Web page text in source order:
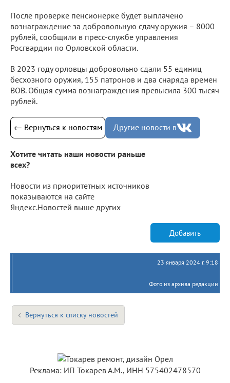
После проверке пенсионерке будет выплачено
вознаграждение за добровольную сдачу оружия – 8000
рублей, сообщили в пресс-службе управления
Росгвардии по Орловской области.
В 2023 году орловцы добровольно сдали 55 единиц
бесхозного оружия, 155 патронов и два снаряда времен
ВОВ. Общая сумма вознаграждения превысила 300 тысяч
рублей.
← Вернуться к новостям Другие новости в
Хотите читать наши новости раньше
всех?
Новости из приоритетных источников
показываются на сайте
Яндекс.Новостей выше других
Добавить
23 января 2024 г. 9:18
Фото из архива редакции
Вернуться к списку новостей
Реклама: ИП Токарев А.М., ИНН 575402478570